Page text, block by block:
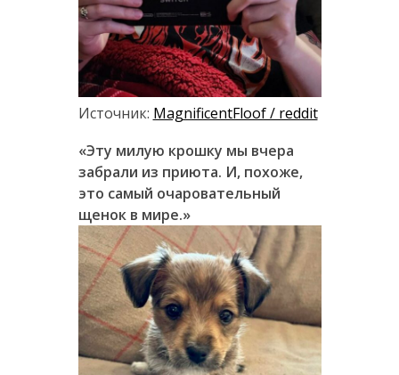
Источник: MagnificentFloof / reddit
«Эту милую крошку мы вчера
забрали из приюта. И, похоже,
это самый очаровательный
щенок в мире.»